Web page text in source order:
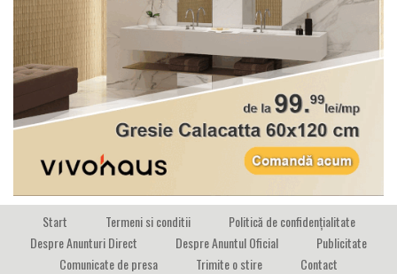
Start Termeni si conditii
Politică de confidențialitate
Despre Anunturi Direct
Despre Anuntul Oficial
Publicitate
Comunicate de presa
Trimite o stire Contact